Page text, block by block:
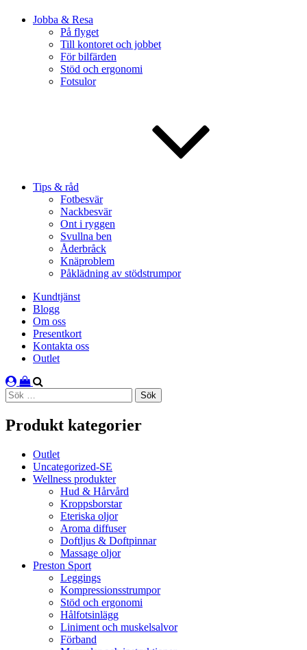
Jobba & Resa
På flyget
Till kontoret och jobbet
För bilfärden
Stöd och ergonomi
Fotsulor
Tips & råd
Fotbesvär
Nackbesvär
Ont i ryggen
Svullna ben
Åderbråck
Knäproblem
Påklädning av stödstrumpor
Kundtjänst
Blogg
Om oss
Presentkort
Kontakta oss
Outlet
Sök
efter:
Produkt kategorier
Outlet
Uncategorized-SE
Wellness produkter
Hud & Hårvård
Kroppsborstar
Eteriska oljor
Aroma diffuser
Doftljus & Doftpinnar
Massage oljor
Preston Sport
Leggings
Kompressionsstrumpor
Stöd och ergonomi
Hålfotsinlägg
Liniment och muskelsalvor
Förband